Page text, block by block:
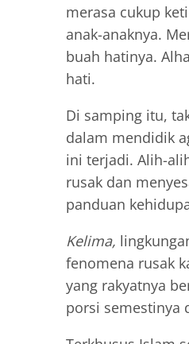
merasa cukup
anak-anaknya.
buah hatinya.
hati.
Di samping itu,
dalam mendidik
ini terjadi. Alih-
rusak dan
panduan
Kelima,
fenomena rusak
yang rakyatnya
porsi semestinya